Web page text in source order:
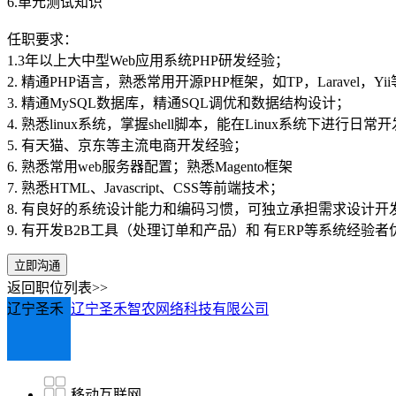
任职要求：
1.3年以上大中型Web应用系统PHP研发经验；
2. 精通PHP语言，熟悉常用开源PHP框架，如TP，Laravel，Yii
3. 精通MySQL数据库，精通SQL调优和数据结构设计；
4. 熟悉linux系统，掌握shell脚本，能在Linux系统下进行日常开
5. 有天猫、京东等主流电商开发经验；
6. 熟悉常用web服务器配置；熟悉Magento框架
7. 熟悉HTML、Javascript、CSS等前端技术；
8. 有良好的系统设计能力和编码习惯，可独立承担需求设计开
9. 有开发B2B工具（处理订单和产品）和 有ERP等系统经验者
立即沟通
返回职位列表>>
辽宁圣禾 辽宁圣禾智农网络科技有限公司